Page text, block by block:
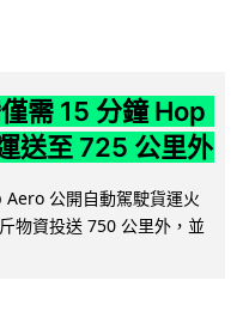
需 15 分鐘 Hop
送至 725 公里外
Aero 公開自動駕駛貨運火
物資投送 750 公里外，並